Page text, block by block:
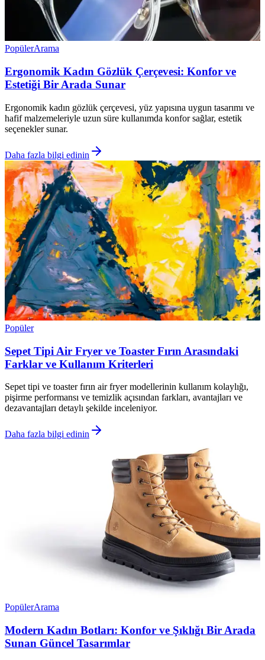
PopülerArama
Ergonomik Kadın Gözlük Çerçevesi: Konfor ve
Estetiği Bir Arada Sunar
Ergonomik kadın gözlük çerçevesi, yüz yapısına uygun tasarımı ve
hafif malzemeleriyle uzun süre kullanımda konfor sağlar, estetik
seçenekler sunar.
Daha fazla bilgi edinin
Popüler
Sepet Tipi Air Fryer ve Toaster Fırın Arasındaki
Farklar ve Kullanım Kriterleri
Sepet tipi ve toaster fırın air fryer modellerinin kullanım kolaylığı,
pişirme performansı ve temizlik açısından farkları, avantajları ve
dezavantajları detaylı şekilde inceleniyor.
Daha fazla bilgi edinin
PopülerArama
Modern Kadın Botları: Konfor ve Şıklığı Bir Arada
Sunan Güncel Tasarımlar